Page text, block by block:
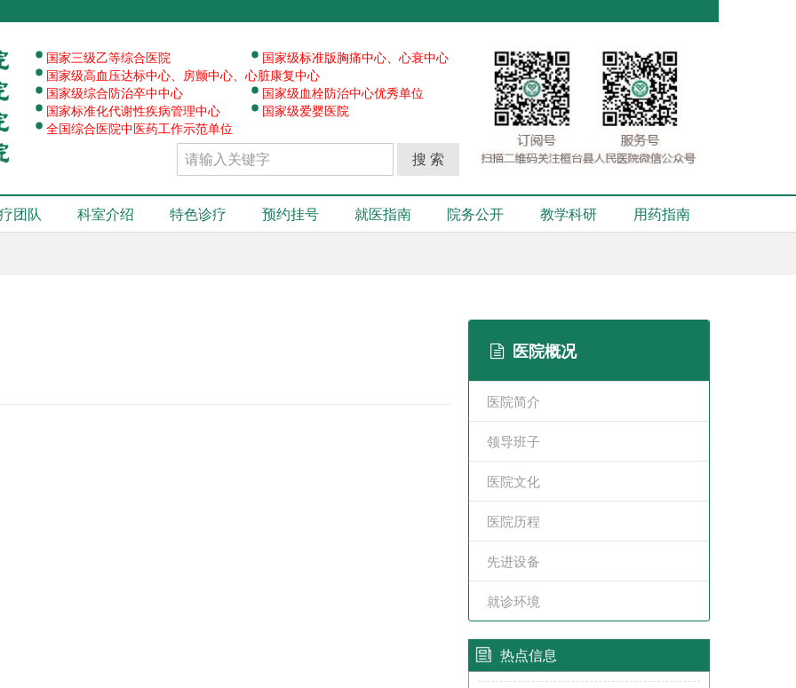
· 国家三级乙等综合医院 ·国家级标准版胸痛中心、心衰中心
· 国家级高血压达标中心、房颤中心、心脏康复中心
· 国家级综合防治卒中中心 ·国家级血栓防治中心优秀单位
· 国家标准化代谢性疾病管理中心 ·国家级爱婴医院
· 全国综合医院中医药工作示范单位
搜 索
团队 科室介绍 特色诊疗 预约挂号 就医指南 院务公开 教学科研 用药指南
医院概况
医院简介
领导班子
医院文化
医院历程
先进设备
就诊环境
热点信息